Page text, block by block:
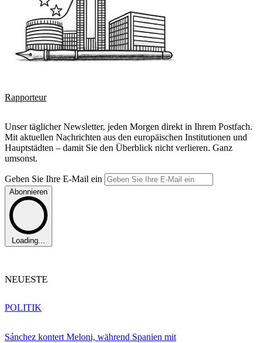
Rapporteur
Unser täglicher Newsletter, jeden Morgen direkt in Ihrem Postfach.
Mit aktuellen Nachrichten aus den europäischen Institutionen und
Hauptstädten – damit Sie den Überblick nicht verlieren. Ganz
umsonst.
Geben Sie Ihre E-Mail ein
Abonnieren
Loading...
NEUESTE
Sánchez kontert Meloni, während Spanien mit
POLITIK